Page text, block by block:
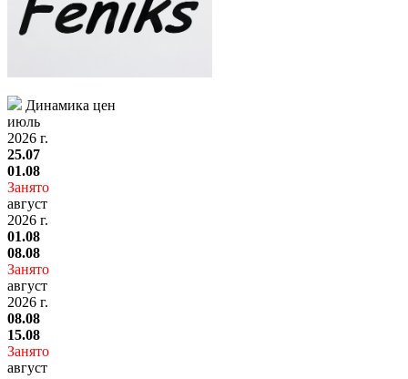
Динамика цен
июль
2026 г.
25.07
01.08
Занято
август
2026 г.
01.08
08.08
Занято
август
2026 г.
08.08
15.08
Занято
август